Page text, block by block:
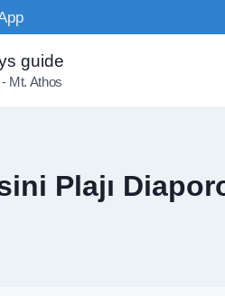
guide
Mt. Athos
Plajı